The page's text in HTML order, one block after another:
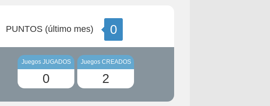
PUNTOS (último mes) 0
Juegos JUGADOS
0
Juegos CREADOS
2